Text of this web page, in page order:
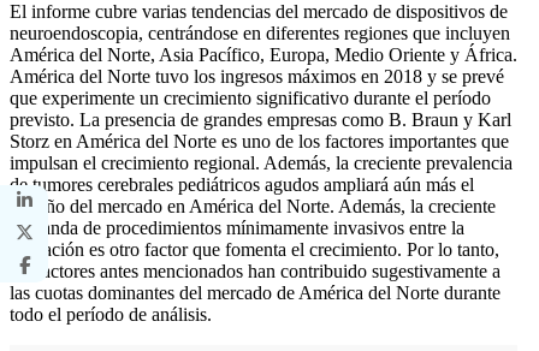
El informe cubre varias tendencias del mercado de dispositivos de
neuroendoscopia, centrándose en diferentes regiones que incluyen
América del Norte, Asia Pacífico, Europa, Medio Oriente y África.
América del Norte tuvo los ingresos máximos en 2018 y se prevé
que experimente un crecimiento significativo durante el período
previsto. La presencia de grandes empresas como B. Braun y Karl
Storz en América del Norte es uno de los factores importantes que
impulsan el crecimiento regional. Además, la creciente prevalencia
de tumores cerebrales pediátricos agudos ampliará aún más el
tamaño del mercado en América del Norte. Además, la creciente
demanda de procedimientos mínimamente invasivos entre la
población es otro factor que fomenta el crecimiento. Por lo tanto,
los factores antes mencionados han contribuido sugestivamente a
las cuotas dominantes del mercado de América del Norte durante
todo el período de análisis.